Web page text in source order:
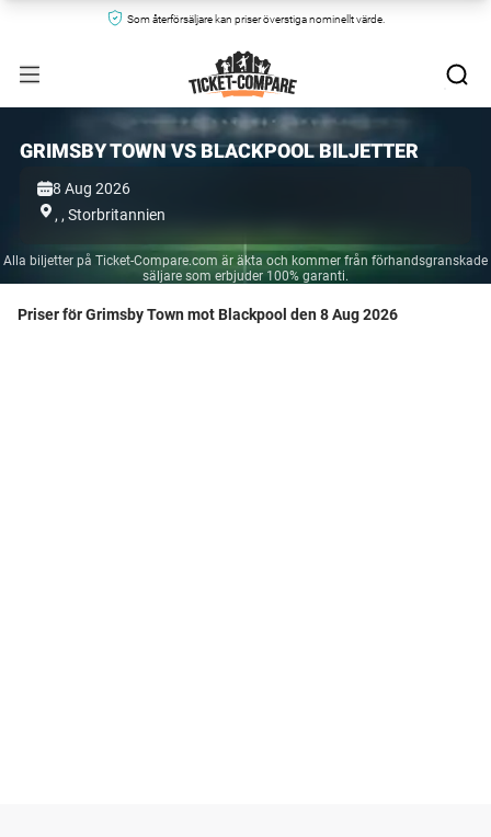
Som återförsäljare kan priser överstiga nominellt värde.
GRIMSBY TOWN VS BLACKPOOL BILJETTER
8 Aug 2026
, , Storbritannien
Alla biljetter på Ticket-Compare.com är äkta och kommer från förhandsgranskade
säljare som erbjuder 100% garanti.
Priser för Grimsby Town mot Blackpool den 8 Aug 2026